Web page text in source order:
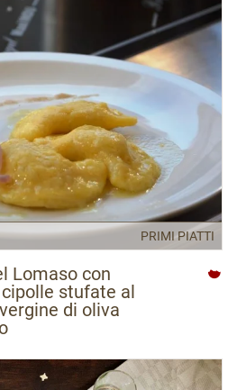
PRIMI PIATTI
Lomaso con
stufate al
di oliva